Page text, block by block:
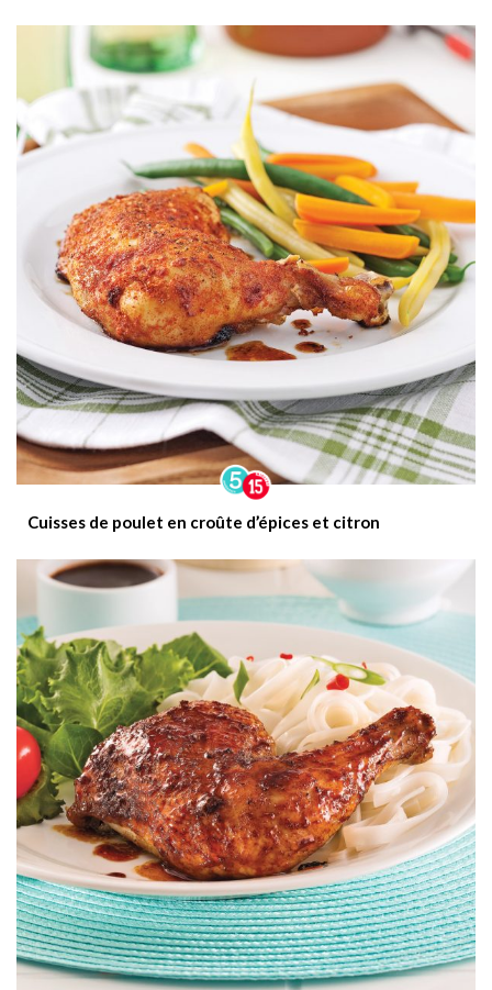
Cuisses de poulet en croûte d’épices et citron